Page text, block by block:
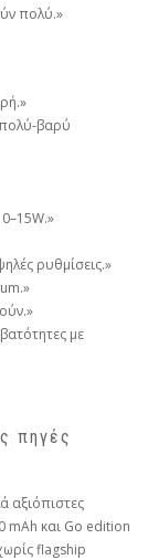
πολύ.»
ρυθμίσεις.»
με
πηγές
αξιόπιστες
mAh και Go edition
flagship